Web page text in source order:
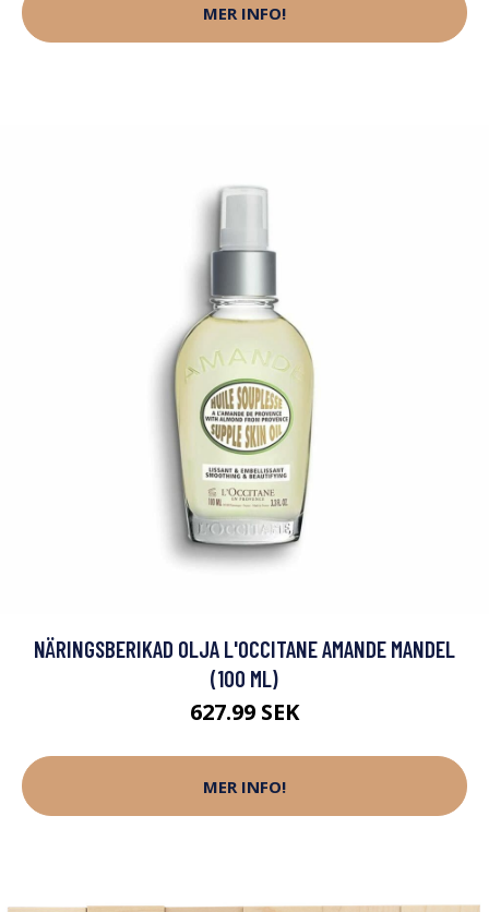
MER INFO!
NÄRINGSBERIKAD OLJA L'OCCITANE AMANDE MANDEL
(100 ML)
627.99 SEK
MER INFO!